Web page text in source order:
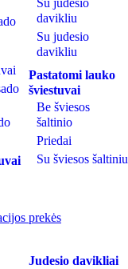
davikliu
Su judesio
davikliu
Pastatomi lauko
šviestuvai
Be šviesos
šaltinio
Priedai
Su šviesos šaltiniu
prekės
Judesio davikliai